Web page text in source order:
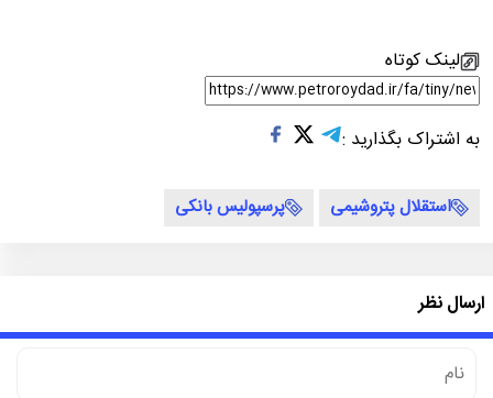
لینک کوتاه
به اشتراک بگذارید :
استقلال پتروشیمی پرسپولیس بانکی
ارسال نظر